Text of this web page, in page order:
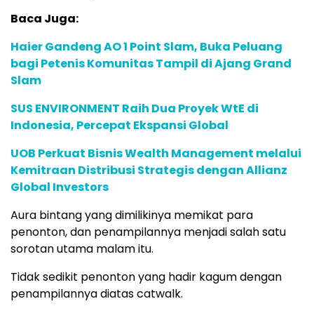
Baca Juga:
Haier Gandeng AO 1 Point Slam, Buka Peluang
bagi Petenis Komunitas Tampil di Ajang Grand
Slam
SUS ENVIRONMENT Raih Dua Proyek WtE di
Indonesia, Percepat Ekspansi Global
UOB Perkuat Bisnis Wealth Management melalui
Kemitraan Distribusi Strategis dengan Allianz
Global Investors
Aura bintang yang dimilikinya memikat para
penonton, dan penampilannya menjadi salah satu
sorotan utama malam itu.
Tidak sedikit penonton yang hadir kagum dengan
penampilannya diatas catwalk.